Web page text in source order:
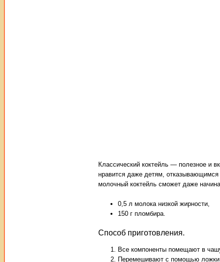
Классический коктейль — полезное и
нравится даже детям, отказывающимся
молочный коктейль сможет даже
0,5 л молока низкой жирности,
150 г пломбира.
Способ приготовления.
Все компоненты помещают в
Перемешивают с помощью